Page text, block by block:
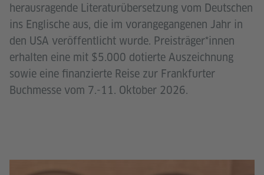
herausragende Literaturübersetzung vom Deutschen
ins Englische aus, die im vorangegangenen Jahr in
den USA veröffentlicht wurde. Preisträger*innen
erhalten eine mit $5.000 dotierte Auszeichnung
sowie eine finanzierte Reise zur Frankfurter
Buchmesse vom 7.-11. Oktober 2026.